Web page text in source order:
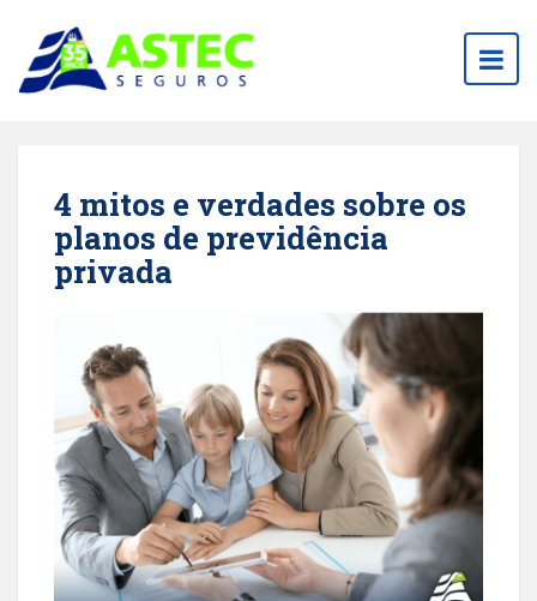
4 mitos e verdades sobre os
planos de previdência
privada